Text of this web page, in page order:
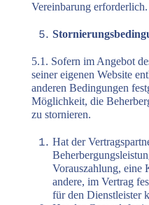
Vereinbarung erforderlich.
5.1. Sofern im Angebot
seiner eigenen Website
anderen Bedingungen
Möglichkeit, die
zu stornieren.
Hat der
Vorauszahlung, eine
andere, im Vertrag
für den Dienstleister